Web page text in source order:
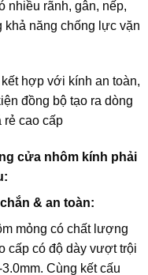
nhiều rãnh, gân, nếp,
năng chống lực vặn
hợp với kính an toàn,
đồng bộ tạo ra dòng
rẻ cao cấp
cửa nhôm kính phải
& an toàn:
mỏng có chất lượng
cấp có độ dày vượt trội
Cùng kết cấu